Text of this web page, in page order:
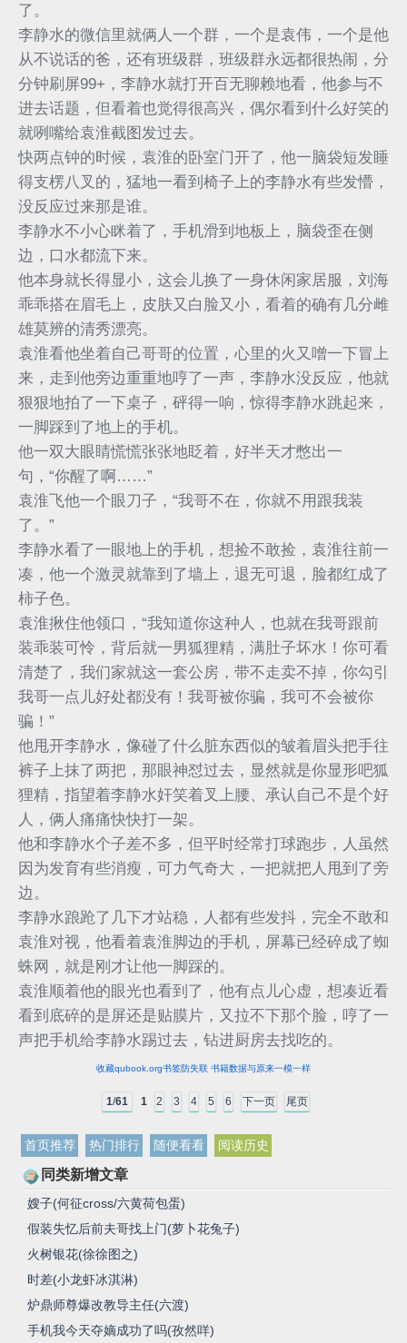
了。
李静水的微信里就俩人一个群，一个是袁伟，一个是他
从不说话的爸，还有班级群，班级群永远都很热闹，分
分钟刷屏99+，李静水就打开百无聊赖地看，他参与不
进去话题，但看着也觉得很高兴，偶尔看到什么好笑的
就咧嘴给袁淮截图发过去。
快两点钟的时候，袁淮的卧室门开了，他一脑袋短发睡
得支楞八叉的，猛地一看到椅子上的李静水有些发懵，
没反应过来那是谁。
李静水不小心眯着了，手机滑到地板上，脑袋歪在侧
边，口水都流下来。
他本身就长得显小，这会儿换了一身休闲家居服，刘海
乖乖搭在眉毛上，皮肤又白脸又小，看着的确有几分雌
雄莫辨的清秀漂亮。
袁淮看他坐着自己哥哥的位置，心里的火又噌一下冒上
来，走到他旁边重重地哼了一声，李静水没反应，他就
狠狠地拍了一下桌子，砰得一响，惊得李静水跳起来，
一脚踩到了地上的手机。
他一双大眼睛慌慌张张地眨着，好半天才憋出一
句，“你醒了啊……”
袁淮飞他一个眼刀子，“我哥不在，你就不用跟我装
了。”
李静水看了一眼地上的手机，想捡不敢捡，袁淮往前一
凑，他一个激灵就靠到了墙上，退无可退，脸都红成了
柿子色。
袁淮揪住他领口，“我知道你这种人，也就在我哥跟前
装乖装可怜，背后就一男狐狸精，满肚子坏水！你可看
清楚了，我们家就这一套公房，带不走卖不掉，你勾引
我哥一点儿好处都没有！我哥被你骗，我可不会被你
骗！”
他甩开李静水，像碰了什么脏东西似的皱着眉头把手往
裤子上抹了两把，那眼神怼过去，显然就是你显形吧狐
狸精，指望着李静水奸笑着叉上腰、承认自己不是个好
人，俩人痛痛快快打一架。
他和李静水个子差不多，但平时经常打球跑步，人虽然
因为发育有些消瘦，可力气奇大，一把就把人甩到了旁
边。
李静水踉跄了几下才站稳，人都有些发抖，完全不敢和
袁淮对视，他看着袁淮脚边的手机，屏幕已经碎成了蜘
蛛网，就是刚才让他一脚踩的。
袁淮顺着他的眼光也看到了，他有点儿心虚，想凑近看
看到底碎的是屏还是贴膜片，又拉不下那个脸，哼了一
声把手机给李静水踢过去，钻进厨房去找吃的。
收藏qubook.org书签防失联 书籍数据与原来一模一样
1/61 1 2 3 4 5 6 下一页 尾页
首页推荐 热门排行 随便看看 阅读历史
同类新增文章
嫂子(何征cross/六黄荷包蛋)
假装失忆后前夫哥找上门(萝卜花兔子)
火树银花(徐徐图之)
时差(小龙虾冰淇淋)
炉鼎师尊爆改教导主任(六渡)
手机我今天夺嫡成功了吗(孜然咩)